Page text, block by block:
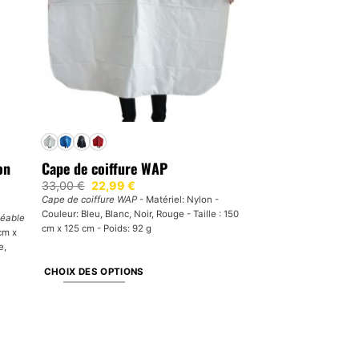
x
Cape de coiffure WAP
33,00€ Le
prix
initial
était :
33,00 €.
22,99€
prix
actuel
est :
22,99 €.
Cape de coiffure WAP - Matériel: Nylon -
Couleur: Bleu, Blanc, Noir, Rouge - Taille : 150
cm x 125 cm - Poids: 92 g
CHOIX DES OPTIONS